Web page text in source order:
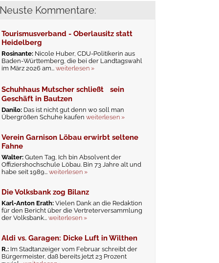
Neuste Kommentare:
Tourismusverband - Oberlausitz statt
Heidelberg
Rosinante: Nicole Huber, CDU-Politikerin aus
Baden-Württemberg, die bei der Landtagswahl
im März 2026 am...weiterlesen »
Schuhhaus Mutscher schließt sein
Geschäft in Bautzen
Danilo: Das ist nicht gut denn wo soll man
Übergrößen Schuhe kaufenweiterlesen »
Verein Garnison Löbau erwirbt seltene
Fahne
Walter:Guten Tag, Ich bin Absolvent der
Offiziershochschule Löbau. Bin 73 Jahre alt und
habe seit 1989...weiterlesen »
Die Volksbank zog Bilanz
Karl-Anton Erath:Vielen Dank an die Redaktion
für den Bericht über die Vertreterversammlung
der Volksbank...weiterlesen »
Aldi vs. Garagen: Dicke Luft in Wilthen
R.: Im Stadtanzeiger vom Februar schreibt der
Bürgermeister, daß bereits jetzt 23 Prozent